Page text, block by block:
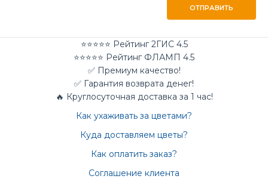
ОТПРАВИТЬ
⭐⭐⭐⭐⭐ Рейтинг 2ГИС 4.5
⭐⭐⭐⭐⭐ Рейтинг ФЛАМП 4.5
✅ Премиум качество!
✅ Гарантия возврата денег!
🔥 Круглосуточная доставка за 1 час!
Как ухаживать за цветами?
Куда доставляем цветы?
Как оплатить заказ?
Соглашение клиента